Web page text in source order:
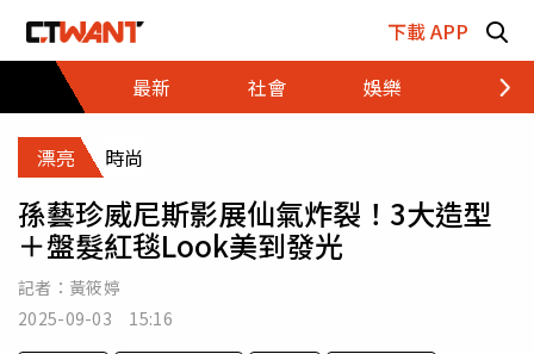
下載 APP
最新
社會 娛樂 財經
漂亮 時尚
孫藝珍威尼斯影展仙氣炸裂！3大造型
＋盤髮紅毯Look美到發光
記者： 黃筱婷
2025-09-03 15:16